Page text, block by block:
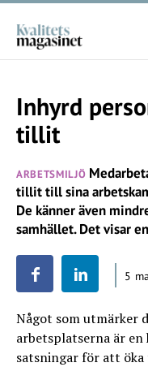
Inhyrd
tillit
ARBETSMILJÖ
tillit till sina
De känner även
samhället. Det visar
5
Något som utmärker
arbetsplatserna är
satsningar för att